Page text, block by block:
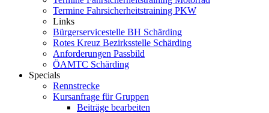
Termine Fahrsicherheitstraining PKW
Links
Bürgerservicestelle BH Schärding
Rotes Kreuz Bezirksstelle Schärding
Anforderungen Passbild
ÖAMTC Schärding
Specials
Rennstrecke
Kursanfrage für Gruppen
Beiträge bearbeiten